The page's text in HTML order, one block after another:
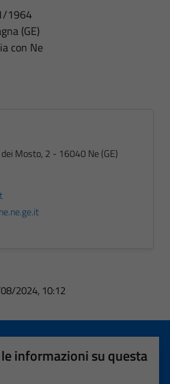
1964
(GE)
con Ne
Mosto, 2 - 16040 Ne (GE)
2024, 10:12
informazioni su questa